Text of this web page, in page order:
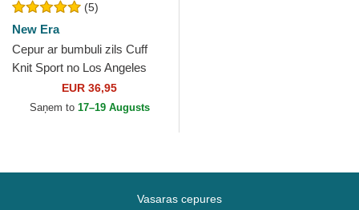
(5)
New Era
Cepur ar bumbuli zils Cuff
Knit Sport no Los Angeles
Dodgers MLB no New Era
EUR 36,95
Saņem to 17–19 Augusts
Vasaras cepures